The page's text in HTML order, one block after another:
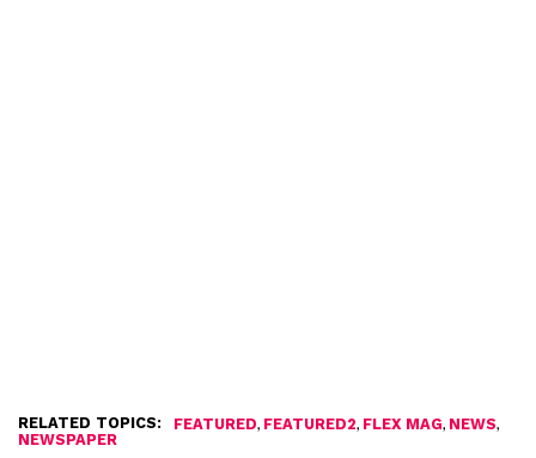
RELATED TOPICS: FEATURED, FEATURED2, FLEX MAG, NEWS,
NEWSPAPER